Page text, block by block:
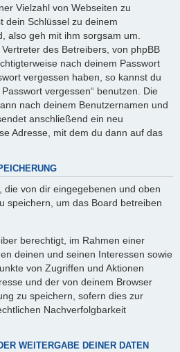
Vielzahl von Webseiten zu
dein Schlüssel zu deinem
also geh mit ihm sorgsam um.
des Betreibers, von phpBB
nach deinem Passwort
vergessen haben, so kannst du
vergessen“ benutzen. Die
nach deinem Benutzernamen und
anschließend ein neu
Adresse, mit dem du dann auf das
die von dir eingegebenen und oben
speichern, um das Board betreiben
berechtigt, im Rahmen einer
deinen und seinen Interessen sowie
von Zugriffen und Aktionen
und der von deinem Browser
zu speichern, sofern dies zur
Nachverfolgbarkeit
WEITERGABE DEINER DATEN